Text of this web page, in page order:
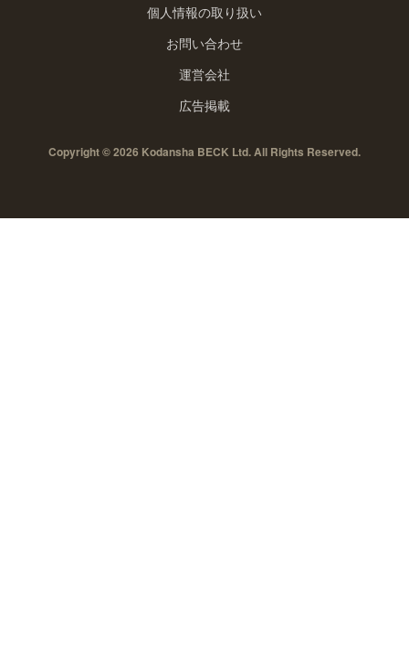
個人情報の取り扱い
お問い合わせ
運営会社
広告掲載
Copyright © 2026 Kodansha BECK Ltd. All Rights Reserved.